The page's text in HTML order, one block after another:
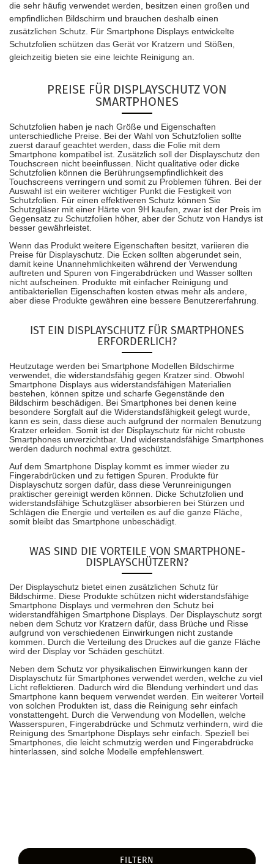
die sehr häufig verwendet werden, besitzen einen großen und
empfindlichen Bildschirm und brauchen deshalb einen
zusätzlichen Schutz. Für Smartphone Displays entwickelte
Schutzfolien schützen das Gerät vor Kratzern und Stößen,
gleichzeitig bieten sie eine leichte Reinigung an.
PREISE FÜR DISPLAYSCHUTZ VON
SMARTPHONES
Schutzfolien haben je nach Größe und Eigenschaften
unterschiedliche Preise. Bei der Wahl von Schutzfolien sollte
zuerst darauf geachtet werden, dass die Folie mit dem
Smartphone kompatibel ist. Zusätzlich soll der Displayschutz den
Touchscreen nicht beeinflussen. Nicht qualitative oder dicke
Schutzfolien können die Berührungsempfindlichkeit des
Touchscreens verringern und somit zu Problemen führen. Bei der
Auswahl ist ein weiterer wichtiger Punkt die Festigkeit von
Schutzfolien. Für einen effektiveren Schutz können Sie
Schutzgläser mit einer Härte von 9H kaufen, zwar ist der Preis im
Gegensatz zu Schutzfolien höher, aber der Schutz von Handys ist
besser gewährleistet.
Wenn das Produkt weitere Eigenschaften besitzt, variieren die
Preise für Displayschutz. Die Ecken sollten abgerundet sein,
damit keine Unannehmlichkeiten während der Verwendung
auftreten und Spuren von Fingerabdrücken und Wasser sollten
nicht aufscheinen. Produkte mit einfacher Reinigung und
antibakteriellen Eigenschaften kosten etwas mehr als andere,
aber diese Produkte gewähren eine bessere Benutzererfahrung.
IST EIN DISPLAYSCHUTZ FÜR SMARTPHONES
ERFORDERLICH?
Heutzutage werden bei Smartphone Modellen Bildschirme
verwendet, die widerstandsfähig gegen Kratzer sind. Obwohl
Smartphone Displays aus widerstandsfähigen Materialien
bestehen, können spitze und scharfe Gegenstände den
Bildschirm beschädigen. Bei Smartphones bei denen keine
besondere Sorgfalt auf die Widerstandsfähigkeit gelegt wurde,
kann es sein, dass diese auch aufgrund der normalen Benutzung
Kratzer erleiden. Somit ist der Displayschutz für nicht robuste
Smartphones unverzichtbar. Und widerstandsfähige Smartphones
werden dadurch nochmal extra geschützt.
Auf dem Smartphone Display kommt es immer wieder zu
Fingerabdrücken und zu fettigen Spuren. Produkte für
Displayschutz sorgen dafür, dass diese Verunreinigungen
praktischer gereinigt werden können. Dicke Schutzfolien und
widerstandsfähige Schutzgläser absorbieren bei Stürzen und
Schlägen die Energie und verteilen es auf die ganze Fläche,
somit bleibt das Smartphone unbeschädigt.
WAS SIND DIE VORTEILE VON SMARTPHONE-
DISPLAYSCHÜTZERN?
Der Displayschutz bietet einen zusätzlichen Schutz für
Bildschirme. Diese Produkte schützen nicht widerstandsfähige
Smartphone Displays und vermehren den Schutz bei
widerstandfähigen Smartphone Displays. Der Displayschutz sorgt
neben dem Schutz vor Kratzern dafür, dass Brüche und Risse
aufgrund von verschiedenen Einwirkungen nicht zustande
kommen. Durch die Verteilung des Druckes auf die ganze Fläche
wird der Display vor Schäden geschützt.
Neben dem Schutz vor physikalischen Einwirkungen kann der
Displayschutz für Smartphones verwendet werden, welche zu viel
Licht reflektieren. Dadurch wird die Blendung verhindert und das
Smartphone kann bequem verwendet werden. Ein weiterer Vorteil
von solchen Produkten ist, dass die Reinigung sehr einfach
vonstattengeht. Durch die Verwendung von Modellen, welche
Wasserspuren, Fingerabdrücke und Schmutz verhindern, wird die
Reinigung des Smartphone Displays sehr einfach. Speziell bei
Smartphones, die leicht schmutzig werden und Fingerabdrücke
hinterlassen, sind solche Modelle empfehlenswert.
FILTERN